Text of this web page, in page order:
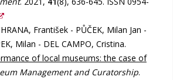
František - PŮČEK, Milan Jan -
Milan - DEL CAMPO, Cristina.
of local museums: the case of
Management and Curatorship.